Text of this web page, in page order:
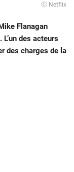
Ⓒ Netflix
Flanagan
des acteurs
des charges de la